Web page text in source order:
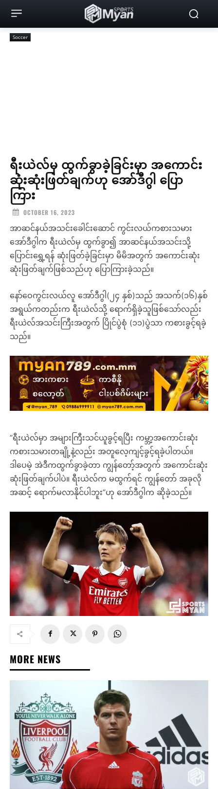
Soccer
ရီးယဲလ်မှ ထွက်ခွာခဲ့ခြင်းမှာ အကောင်း
ဆုံးဆုံးဖြတ်ချက်ဟု အော်ဒီဂွါ ပြော
ကြား
OCTOBER 16, 2023
အာဆင်နယ်အသင်းခေါင်းဆောင် ကွင်းလယ်ကစားသမား
အော်ဒီဂွါက ရီးယဲလ်မှ ထွက်ခွာ၍ အာဆင်နယ်အသင်းသို့
ပြောင်းရွှေ့ရန် ဆုံးဖြတ်ခဲ့ခြင်းမှာ မိမိအတွက် အကောင်းဆုံး
ဆုံးဖြတ်ချက်ဖြစ်သည်ဟု ပြောကြားခဲ့သည်။
နော်ဝေကွင်းလယ်လူ အော်ဒီဂွါ(၂၄ နှစ်)သည် အသက်(၁၆)နှစ်
အရွယ်ကတည်းက ရီးယဲလ်သို့ ရောက်ရှိခဲ့သူဖြစ်သော်လည်း
ရီးယဲလ်အသင်းကြီးအတွက် ပြိုင်ပွဲစုံ (၁၁)ပွဲသာ ကစားခွင့်ရခဲ့
သည်။
”ရီးယဲလ်မှာ အများကြီးသင်ယူခွင့်ရပြီး ကမ္ဘာ့အကောင်းဆုံး
ကစားသမားတချို့နဲ့လည်း အတူလေ့ကျင့်ခွင့်ရခဲ့ပါတယ်။
ဒါပေမဲ့ အဲဒီကထွက်ခွာခဲ့တာ ကျွန်တော့်အတွက် အကောင်းဆုံး
ဆုံးဖြတ်ချက်ပါပဲ။ ရီးယဲလ်က မထွက်ရင် ကျွန်တော် အခုလို
အဆင့် ရောက်မလာနိုင်ပါဘူး”ဟု အော်ဒီဂွါက ဆိုခဲ့သည်။
MORE NEWS